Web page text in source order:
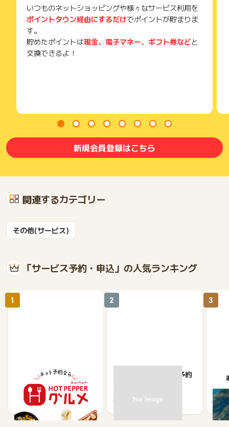
(※) SafariやChromeなどwebサイトを表示するアプリのこと
いつものネットショッピングや様々なサービス利用を
ポイントタウン経由にするだけでポイントが貯まりま
す。
貯めたポイントは現金、電子マネー、ギフト券などと
交換できるよ！
新規会員登録はこちら
関連するカテゴリー
その他(サービス)
「サービス予約・申込」の人気ランキング
【ホットペッパーグル
メ】レストラン予約
85
1
楽天ぐるなびネット予約
80
2
遊
ッ
ュー
3